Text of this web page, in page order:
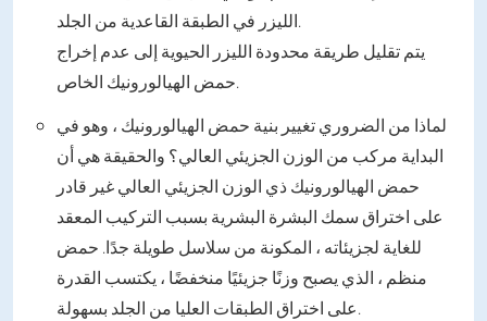
الليزر في الطبقة القاعدية من الجلد.
يتم تقليل طريقة محدودة الليزر الحيوية إلى عدم إخراج
حمض الهيالورونيك الخاص.
لماذا من الضروري تغيير بنية حمض الهيالورونيك ، وهو في
البداية مركب من الوزن الجزيئي العالي؟ والحقيقة هي أن
حمض الهيالورونيك ذي الوزن الجزيئي العالي غير قادر
على اختراق سمك البشرة البشرية بسبب التركيب المعقد
للغاية لجزيئاته ، المكونة من سلاسل طويلة جدًا. حمض
منظم ، الذي يصبح وزنًا جزيئيًا منخفضًا ، يكتسب القدرة
على اختراق الطبقات العليا من الجلد بسهولة.